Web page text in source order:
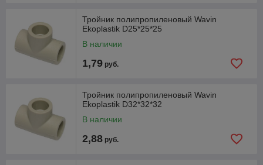
Тройник полипропиленовый Wavin
Ekoplastik D25*25*25
В наличии
1,79 руб.
Тройник полипропиленовый Wavin
Ekoplastik D32*32*32
В наличии
2,88 руб.